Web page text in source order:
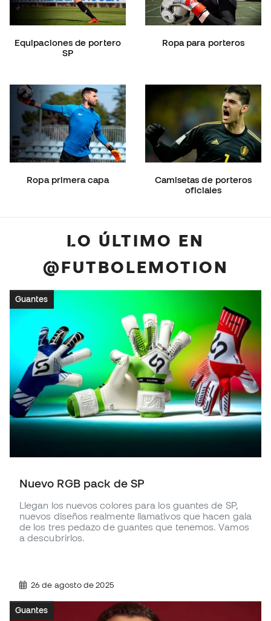
Equipaciones de portero
SP
Ropa para porteros
Ropa primera capa
Camisetas de porteros
oficiales
LO ÚLTIMO EN
@FUTBOLEMOTION
Guantes
Nuevo RGB pack de SP
Llegan los nuevos colores para los guantes de SP,
nuevos diseños realmente llamativos que hacen gala
de los tres pedazo de guantes que tenemos. Vamos
a descubrirlos.
26 de agosto de 2025
Guantes